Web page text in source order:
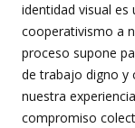
identidad visual
cooperativismo a
proceso supone
de trabajo digno y
nuestra
compromiso